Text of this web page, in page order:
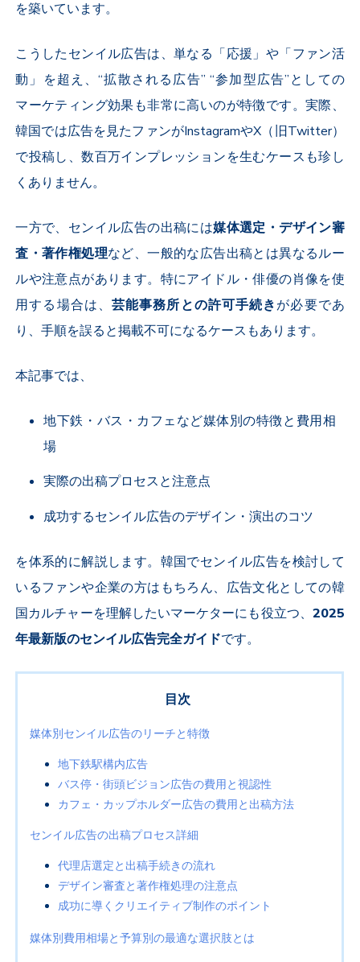
を築いています。
こうしたセンイル広告は、単なる「応援」や「ファン活
動」を超え、“拡散される広告” “参加型広告”としての
マーケティング効果も非常に高いのが特徴です。実際、
韓国では広告を見たファンがInstagramやX （旧Twitter）
で投稿し、数百万インプレッションを生むケースも珍し
くありません。
一方で、センイル広告の出稿には媒体選定・デザイン審
査・著作権処理など、一般的な広告出稿とは異なるルー
ルや注意点があります。特にアイドル・俳優の肖像を使
用する場合は、 芸能事務所との許可手続きが必要であ
り、手順を誤ると掲載不可になるケースもあります。
本記事では、
地下鉄・バス・カフェなど媒体別の特徴と費用相
場
実際の出稿プロセスと注意点
成功するセンイル広告のデザイン・演出のコツ
を体系的に解説します。韓国でセンイル広告を検討して
いるファンや企業の方はもちろん、広告文化としての韓
国カルチャーを理解したいマーケターにも役立つ、 2025
年最新版のセンイル広告完全ガイドです。
目次
媒体別センイル広告のリーチと特徴
地下鉄駅構内広告
バス停・街頭ビジョン広告の費用と視認性
カフェ・カップホルダー広告の費用と出稿方法
センイル広告の出稿プロセス詳細
代理店選定と出稿手続きの流れ
デザイン審査と著作権処理の注意点
成功に導くクリエイティブ制作のポイント
媒体別費用相場と予算別の最適な選択肢とは